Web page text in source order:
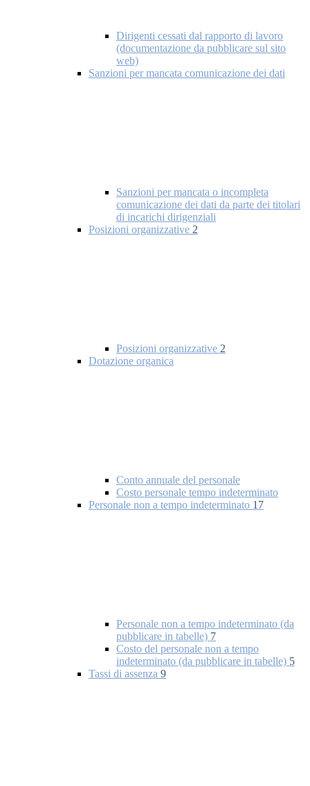
Dirigenti cessati dal rapporto di lavoro
(documentazione da pubblicare sul sito
web)
Sanzioni per mancata comunicazione dei dati
Sanzioni per mancata o incompleta
comunicazione dei dati da parte dei titolari
di incarichi dirigenziali
Posizioni organizzative 2
Posizioni organizzative 2
Dotazione organica
Conto annuale del personale
Costo personale tempo indeterminato
Personale non a tempo indeterminato 17
Personale non a tempo indeterminato (da
pubblicare in tabelle) 7
Costo del personale non a tempo
indeterminato (da pubblicare in tabelle) 5
Tassi di assenza 9